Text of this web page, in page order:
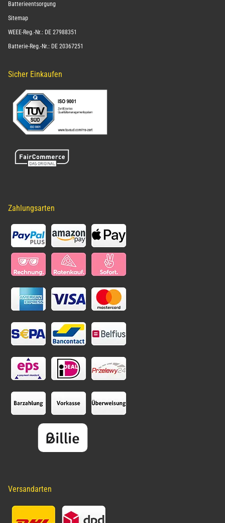
Batterieentsorgung
Sitemap
WEEE-Reg.-Nr.: DE 27988351
Batterie-Reg.-Nr.: DE 20367251
Sicher Einkaufen
Zahlungsarten
Versandarten